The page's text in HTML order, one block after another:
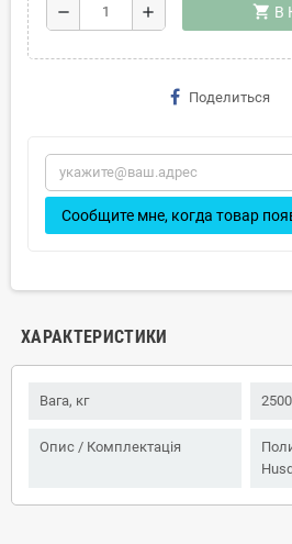
remove add shopping_cart В
Поделиться
Сообщите мне, когда товар
ХАРАКТЕРИСТИКИ
Вага, кг 2500
Опис / Комплектація